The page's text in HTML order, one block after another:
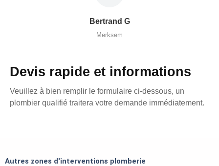
Bertrand G
Merksem
Devis rapide et informations
Veuillez à bien remplir le formulaire ci-dessous, un
plombier qualifié traitera votre demande immédiatement.
Autres zones d'interventions plomberie